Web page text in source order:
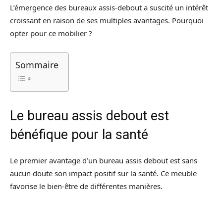
L’émergence des bureaux assis-debout a suscité un intérêt
croissant en raison de ses multiples avantages. Pourquoi
opter pour ce mobilier ?
Sommaire
Le bureau assis debout est
bénéfique pour la santé
Le premier avantage d’un bureau assis debout est sans
aucun doute son impact positif sur la santé. Ce meuble
favorise le bien-être de différentes manières.